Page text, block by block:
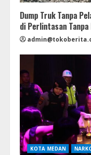
Dump Truk Tanpa
di Perlintasan Tanpa
KOTA MEDAN